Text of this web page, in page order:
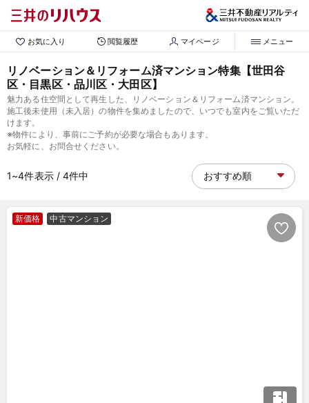
お気に入り 閲覧履歴 マイページ メニュー
リノベーション＆リフォーム済マンション特集【世田谷
区・目黒区・品川区・大田区】
魅力ある住空間として再生した、リノベーション＆リフォーム済マンション。
施工後未使用（未入居）の物件を集めましたので、いつでも室内をご覧いただ
けます。
※物件により、事前にご予約が必要な場合もあります。
お気軽に、お問合せください。
1~4件表示/ 4件中
新価格 中古マンション